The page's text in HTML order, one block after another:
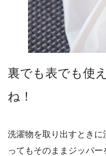
裏でも表でも使
ね！
洗濯物を取り出すとき
ってもそのままジッパー